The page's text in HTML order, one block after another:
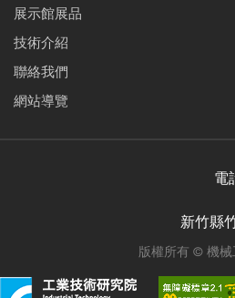
展示館展品
技術介紹
聯絡我們
網站導覽
電
新竹縣
版權所有 © 機械